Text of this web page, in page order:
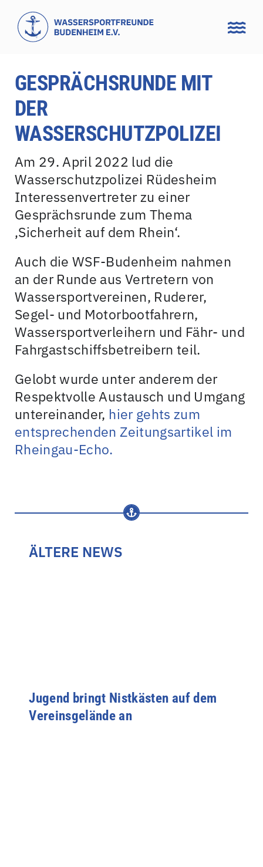
Zum
Inhalt
springen
GESPRÄCHSRUNDE MIT
DER
WASSERSCHUTZPOLIZEI
Am 29. April 2022 lud die
Wasserschutzpolizei Rüdesheim
Interessenvertreter zu einer
Gesprächsrunde zum Thema
‚Sicherheit auf dem Rhein‘.
Auch die WSF-Budenheim nahmen
an der Runde aus Vertretern von
Wassersportvereinen, Ruderer,
Segel- und Motorbootfahrern,
Wassersportverleihern und Fähr- und
Fahrgastschiffsbetreibern teil.
Gelobt wurde unter anderem der
Respektvolle Austausch und Umgang
untereinander, hier gehts zum
entsprechenden Zeitungsartikel im
Rheingau-Echo.
ÄLTERE NEWS
Jugend bringt Nistkästen auf dem
Vereinsgelände an